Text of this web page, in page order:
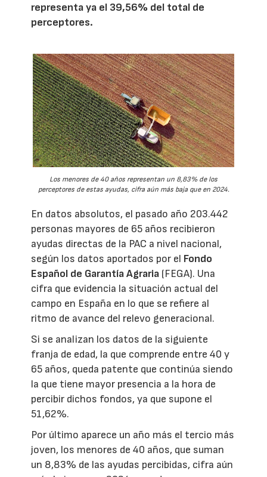
representa ya el 39,56% del total de
perceptores.
Los menores de 40 años representan un 8,83% de los
perceptores de estas ayudas, cifra aún más baja que en 2024.
En datos absolutos, el pasado año 203.442
personas mayores de 65 años recibieron
ayudas directas de la PAC a nivel nacional,
según los datos aportados por el Fondo
Español de Garantía Agraria (FEGA). Una
cifra que evidencia la situación actual del
campo en España en lo que se refiere al
ritmo de avance del relevo generacional.
Si se analizan los datos de la siguiente
franja de edad, la que comprende entre 40 y
65 años, queda patente que continúa siendo
la que tiene mayor presencia a la hora de
percibir dichos fondos, ya que supone el
51,62%.
Por último aparece un año más el tercio más
joven, los menores de 40 años, que suman
un 8,83% de las ayudas percibidas, cifra aún